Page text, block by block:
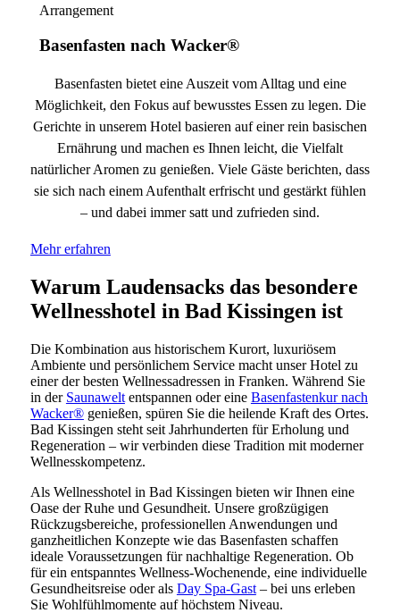
Arrangement
Basenfasten nach Wacker®
Basenfasten bietet eine Auszeit vom Alltag und eine
Möglichkeit, den Fokus auf bewusstes Essen zu legen. Die
Gerichte in unserem Hotel basieren auf einer rein basischen
Ernährung und machen es Ihnen leicht, die Vielfalt
natürlicher Aromen zu genießen. Viele Gäste berichten, dass
sie sich nach einem Aufenthalt erfrischt und gestärkt fühlen
– und dabei immer satt und zufrieden sind.
Mehr erfahren
Warum Laudensacks das besondere
Wellnesshotel in Bad Kissingen ist
Die Kombination aus historischem Kurort, luxuriösem
Ambiente und persönlichem Service macht unser Hotel zu
einer der besten Wellnessadressen in Franken. Während Sie
in der Saunaweltentspannen oder eine Basenfastenkur nach
Wacker®genießen, spüren Sie die heilende Kraft des Ortes.
Bad Kissingen steht seit Jahrhunderten für Erholung und
Regeneration – wir verbinden diese Tradition mit moderner
Wellnesskompetenz.
Als Wellnesshotel in Bad Kissingen bieten wir Ihnen eine
Oase der Ruhe und Gesundheit. Unsere großzügigen
Rückzugsbereiche, professionellen Anwendungen und
ganzheitlichen Konzepte wie das Basenfasten schaffen
ideale Voraussetzungen für nachhaltige Regeneration. Ob
für ein entspanntes Wellness-Wochenende, eine individuelle
Gesundheitsreise oder als Day Spa-Gast– bei uns erleben
Sie Wohlfühlmomente auf höchstem Niveau.